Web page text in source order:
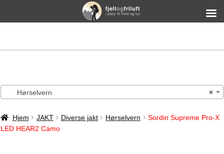
×
Hørselvern
Hjem JAKT Diverse jakt Hørselvern
Sordin Supreme Pro-X
LED HEAR2 Camo